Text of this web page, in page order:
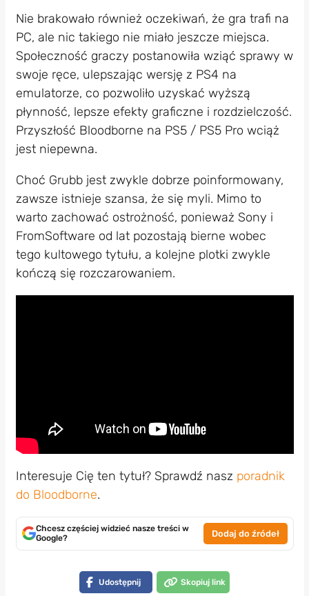
Nie brakowało również oczekiwań, że gra trafi na
PC, ale nic takiego nie miało jeszcze miejsca.
Społeczność graczy postanowiła wziąć sprawy w
swoje ręce, ulepszając wersję z PS4 na
emulatorze, co pozwoliło uzyskać wyższą
płynność, lepsze efekty graficzne i rozdzielczość.
Przyszłość Bloodborne na PS5 / PS5 Pro wciąż
jest niepewna.
Choć Grubb jest zwykle dobrze poinformowany,
zawsze istnieje szansa, że się myli. Mimo to
warto zachować ostrożność, ponieważ Sony i
FromSoftware od lat pozostają bierne wobec
tego kultowego tytułu, a kolejne plotki zwykle
kończą się rozczarowaniem.
Interesuje Cię ten tytuł? Sprawdź nasz poradnik
do Bloodborne.
Chcesz częściej widzieć nasze treści w
Google?
Dodaj do źródeł
Udostępnij Skopiuj link